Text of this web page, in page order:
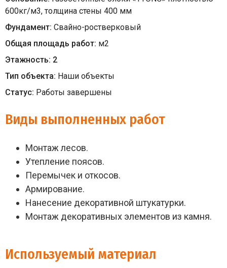
600кг/м3, толщина стены 400 мм
Фундамент: Свайно-ростверковый
Общая площадь работ: м2
Этажность: 2
Тип объекта: Наши объекты
Статус: Работы завершены
Виды выполненных работ
Монтаж лесов.
Утепление поясов.
Перемычек и откосов.
Армирование.
Нанесение декоративной штукатурки.
Монтаж декоративных элементов из камня.
Используемый материал